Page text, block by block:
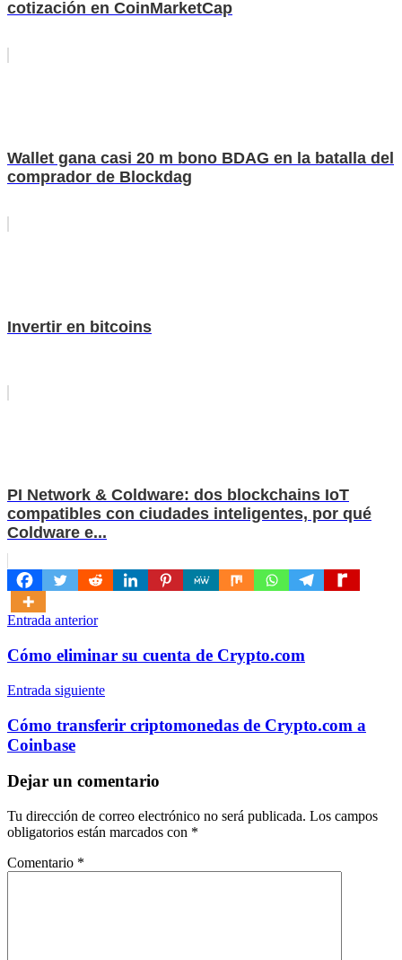
cotización en CoinMarketCap
Wallet gana casi 20 m bono BDAG en la batalla del
comprador de Blockdag
Invertir en bitcoins
PI Network & Coldware: dos blockchains IoT
compatibles con ciudades inteligentes, por qué
Coldware e...
Navegación
de
Entrada anterior
Cómo eliminar su cuenta de Crypto.com
Entrada siguiente
Cómo transferir criptomonedas de Crypto.com a
Coinbase
Dejar un comentario
Tu dirección de correo electrónico no será publicada. Los campos
obligatorios están marcados con *
Comentario *